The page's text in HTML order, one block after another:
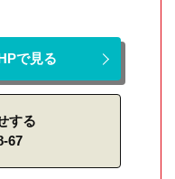
で見る
する
67